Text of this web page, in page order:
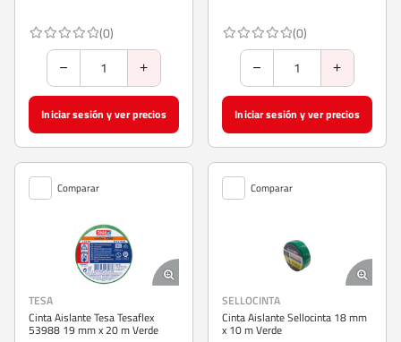
(0)
Iniciar sesión y ver precios
(0)
Iniciar sesión y ver precios
Comparar
TESA
Cinta Aislante Tesa Tesaflex
53988 19 mm x 20 m Verde
Comparar
SELLOCINTA
Cinta Aislante Sellocinta 18 mm
x 10 m Verde